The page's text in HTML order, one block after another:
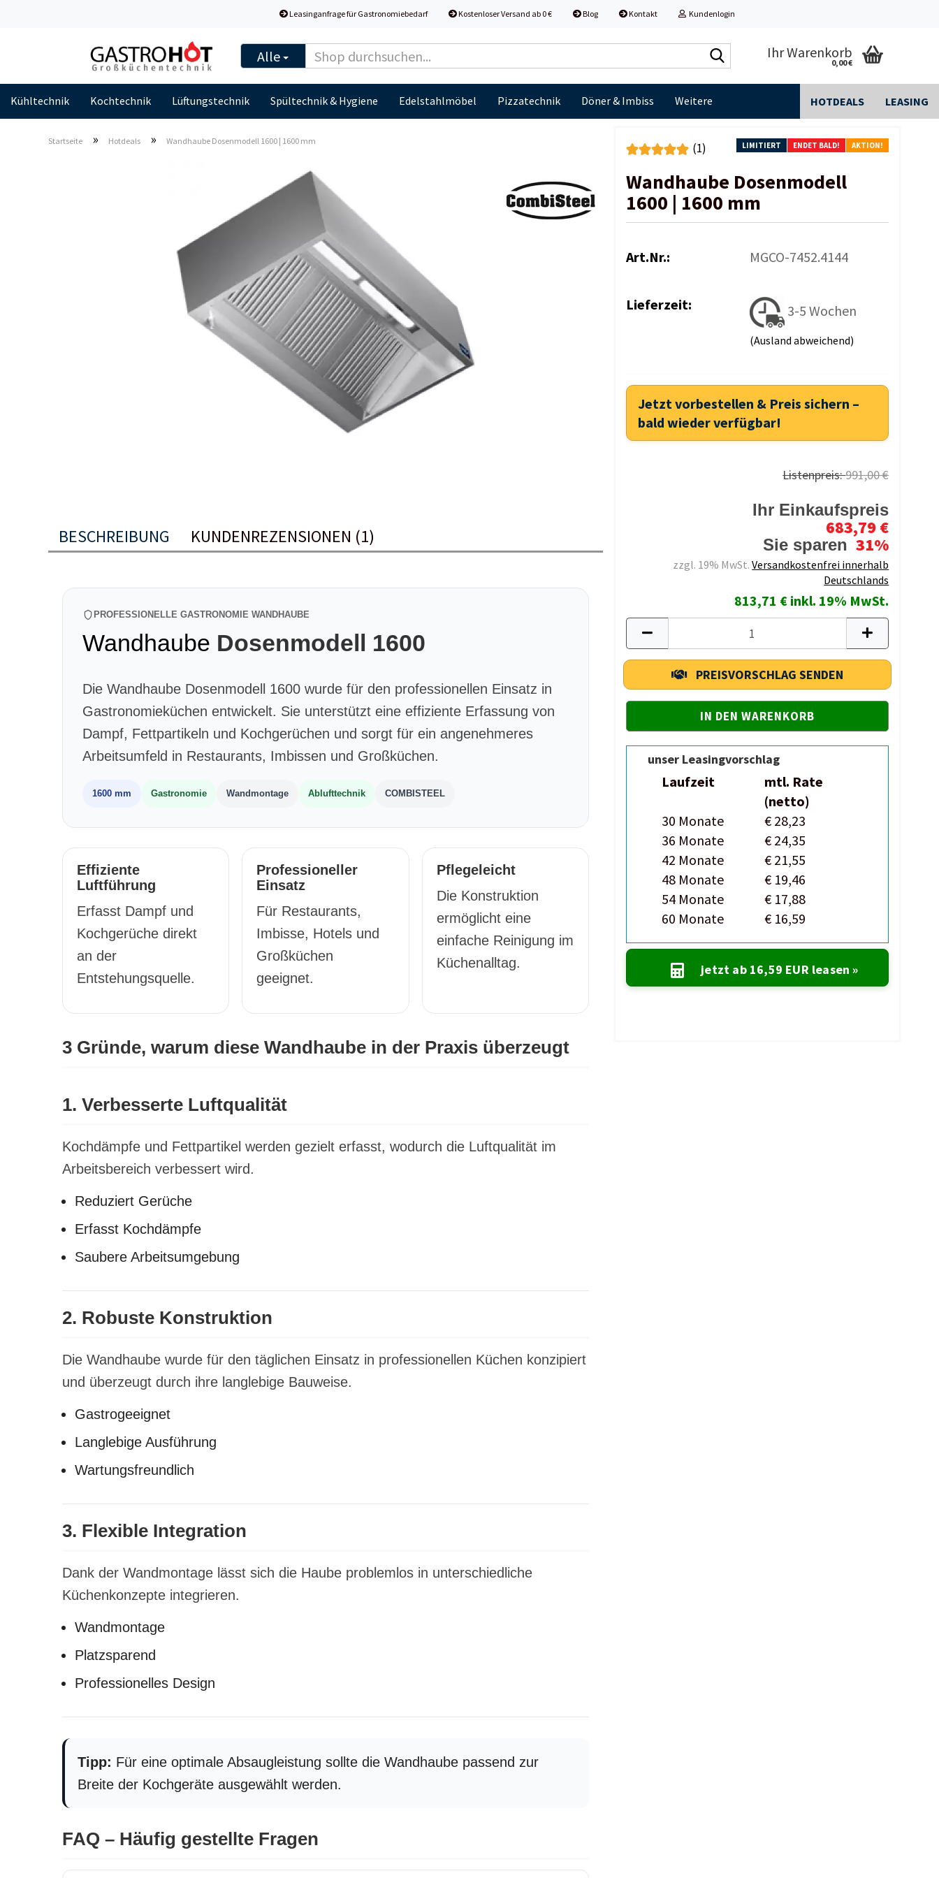
Leasinganfrage für Gastronomiebedarf Kostenloser Versand ab 0 € Blog Kontakt Kundenlogin
Alle
durchsuchen...
Ihr Warenkorb
0,00 €
Kühltechnik Kochtechnik Lüftungstechnik Spültechnik & Hygiene Edelstahlmöbel Pizzatechnik Döner & Imbiss HOTDEALS LEASING
Weitere
Startseite » Hotdeals » Wandhaube Dosenmodell 1600 | 1600 mm LIMITIERT ENDET BALD! AKTION!
(1)
Wandhaube Dosenmodell
1600 | 1600 mm
Art.Nr.: MGCO-7452.4144
Lieferzeit: 3-5 Wochen
(Ausland abweichend)
Jetzt vorbestellen & Preis sichern –
bald wieder verfügbar!
Listenpreis:991,00 €
Ihr Einkaufspreis
683,79 €
Sie sparen 31%
zzgl. 19% MwSt.Versandkostenfrei innerhalb
Deutschlands
813,71 € inkl. 19% MwSt.
PREISVORSCHLAG SENDEN
unser Leasingvorschlag
Laufzeit
mtl. Rate
(netto)
30 Monate
€ 28,23
36 Monate
€ 24,35
42 Monate
€ 21,55
48 Monate
€ 19,46
54 Monate
€ 17,88
60 Monate
€ 16,59
jetzt ab 16,59 EUR leasen »
BESCHREIBUNG KUNDENREZENSIONEN (1)
PROFESSIONELLE GASTRONOMIE WANDHAUBE
Wandhaube Dosenmodell 1600
Die Wandhaube Dosenmodell 1600 wurde für den professionellen Einsatz in
Gastronomieküchen entwickelt. Sie unterstützt eine effiziente Erfassung von
Dampf, Fettpartikeln und Kochgerüchen und sorgt für ein angenehmeres
Arbeitsumfeld in Restaurants, Imbissen und Großküchen.
1600 mm Gastronomie Wandmontage Ablufttechnik COMBISTEEL
Effiziente
Luftführung
Erfasst Dampf und
Kochgerüche direkt
an der
Entstehungsquelle.
Professioneller
Einsatz
Für Restaurants,
Imbisse, Hotels und
Großküchen
geeignet.
Pflegeleicht
Die Konstruktion
ermöglicht eine
einfache Reinigung im
Küchenalltag.
3 Gründe, warum diese Wandhaube in der Praxis überzeugt
1. Verbesserte Luftqualität
Kochdämpfe und Fettpartikel werden gezielt erfasst, wodurch die Luftqualität im
Arbeitsbereich verbessert wird.
Reduziert Gerüche
Erfasst Kochdämpfe
Saubere Arbeitsumgebung
2. Robuste Konstruktion
Die Wandhaube wurde für den täglichen Einsatz in professionellen Küchen konzipiert
und überzeugt durch ihre langlebige Bauweise.
Gastrogeeignet
Langlebige Ausführung
Wartungsfreundlich
3. Flexible Integration
Dank der Wandmontage lässt sich die Haube problemlos in unterschiedliche
Küchenkonzepte integrieren.
Wandmontage
Platzsparend
Professionelles Design
Tipp: Für eine optimale Absaugleistung sollte die Wandhaube passend zur
Breite der Kochgeräte ausgewählt werden.
FAQ – Häufig gestellte Fragen